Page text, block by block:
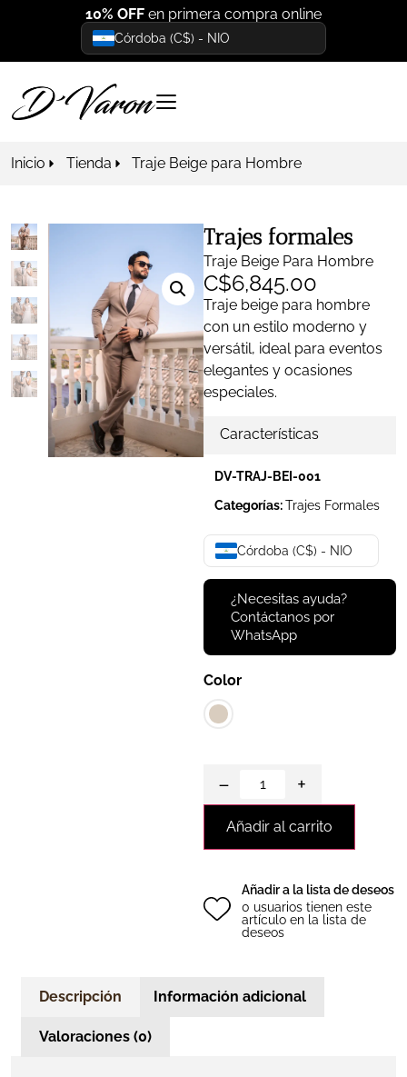
10% OFF en primera compra online
Córdoba (C$) - NIO
Inicio Tienda Traje Beige para Hombre
Trajes formales
Traje Beige Para Hombre
C$6,845.00
Traje beige para hombre
con un estilo moderno y
versátil, ideal para eventos
elegantes y ocasiones
especiales.
Características
DV-TRAJ-BEI-001
Categorías:Trajes Formales
Córdoba (C$) - NIO
¿Necesitas ayuda?
Contáctanos por
WhatsApp
Color
− +
Añadir al carrito
Añadir a la lista de deseos
0 usuarios tienen este
artículo en la lista de
deseos
Descripción Información adicional
Valoraciones (0)